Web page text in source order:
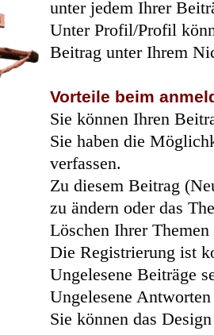
unter jedem Ihrer
Unter Profil/Profil
Beitrag unter Ihrem
Vorteile beim
Sie können Ihren
Sie haben die
verfassen.
Zu diesem Beitrag
zu ändern oder das
Löschen Ihrer
Die Registrierung ist
Ungelesene Beiträge
Ungelesene
Sie können das